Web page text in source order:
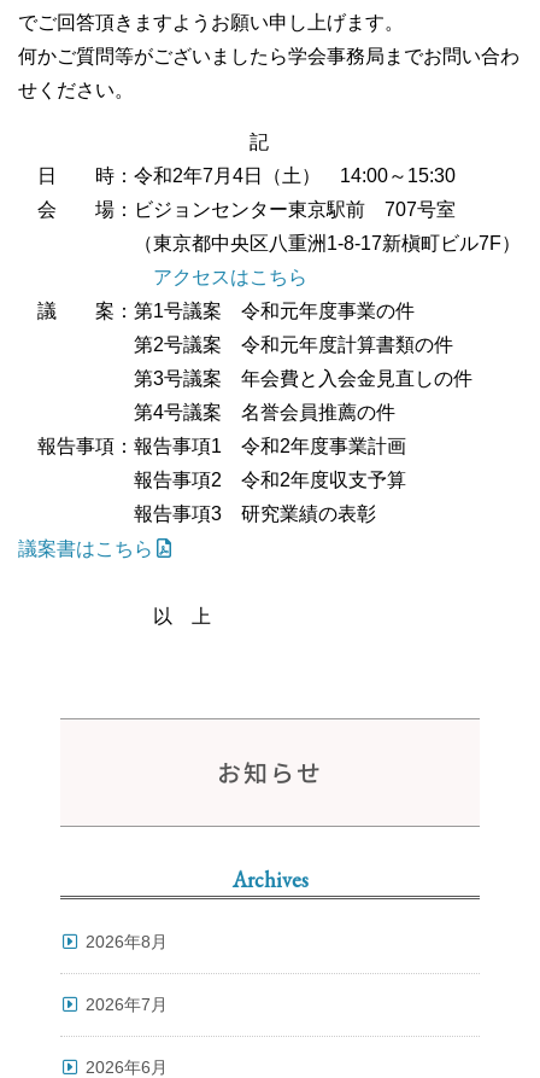
でご回答頂きますようお願い申し上げます。
何かご質問等がございましたら学会事務局までお問い合わ
せください。
記
日 時：令和2年7月4日（土） 14:00～15:30
会 場：ビジョンセンター東京駅前 707号室
（東京都中央区八重洲1-8-17新槇町ビル7F）
アクセスはこちら
議 案：第1号議案 令和元年度事業の件
第2号議案 令和元年度計算書類の件
第3号議案 年会費と入会金見直しの件
第4号議案 名誉会員推薦の件
報告事項：報告事項1 令和2年度事業計画
報告事項2 令和2年度収支予算
報告事項3 研究業績の表彰
議案書はこちら
以 上
お知らせ
Archives
2026年8月
2026年7月
2026年6月